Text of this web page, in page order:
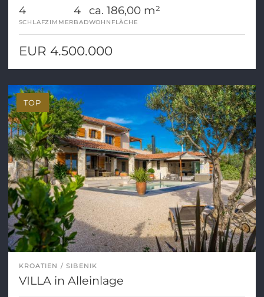
4
SCHLAFZIMMER
4
BAD
ca. 186,00 m²
WOHNFLÄCHE
EUR 4.500.000
KROATIEN SIBENIK
VILLA in Alleinlage
TOP